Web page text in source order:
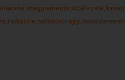
irraggiamento localizzate lontani
radiatore radiatori raggi riscaldamento